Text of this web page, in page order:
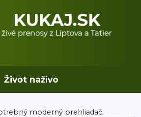
Život naživo
moderný prehliadač.